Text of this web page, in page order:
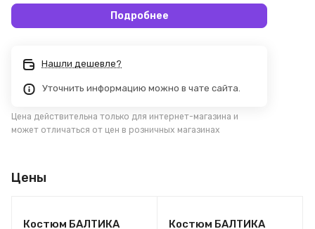
Подробнее
Нашли дешевле?
Уточнить информацию можно в чате сайта.
Цена действительна только для интернет-магазина и
может отличаться от цен в розничных магазинах
Цены
Костюм БАЛТИКА
Костюм БАЛТИКА